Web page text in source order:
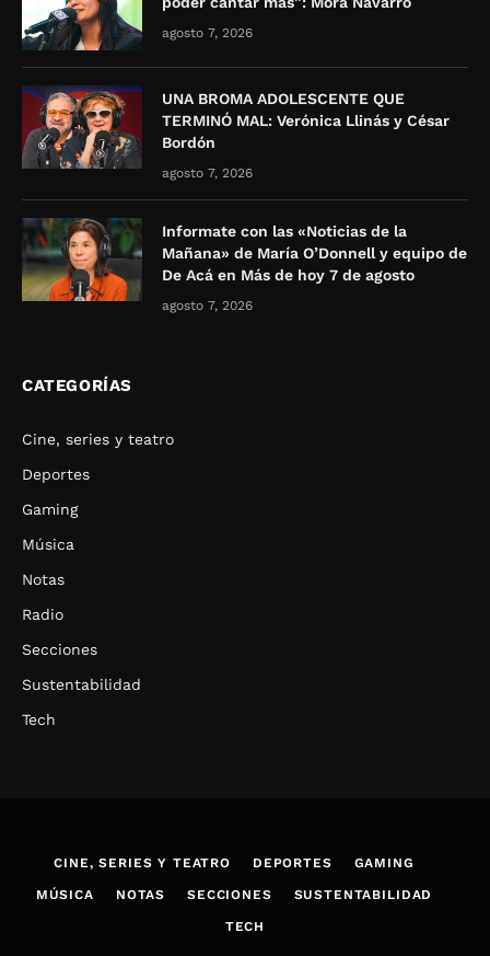
agosto 7, 2026
UNA BROMA ADOLESCENTE QUE
TERMINÓ MAL: Verónica Llinás y César
Bordón
agosto 7, 2026
Informate con las «Noticias de la
Mañana» de María O’Donnell y equipo de
De Acá en Más de hoy 7 de agosto
agosto 7, 2026
CATEGORÍAS
Cine, series y teatro
Deportes
Gaming
Música
Notas
Radio
Secciones
Sustentabilidad
Tech
CINE, SERIES Y TEATRO DEPORTES GAMING
MÚSICA NOTAS SECCIONES SUSTENTABILIDAD
TECH